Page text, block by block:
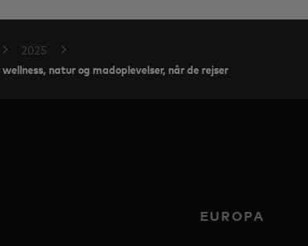
2025
natur og madoplevelser, når de rejser
EUROPA